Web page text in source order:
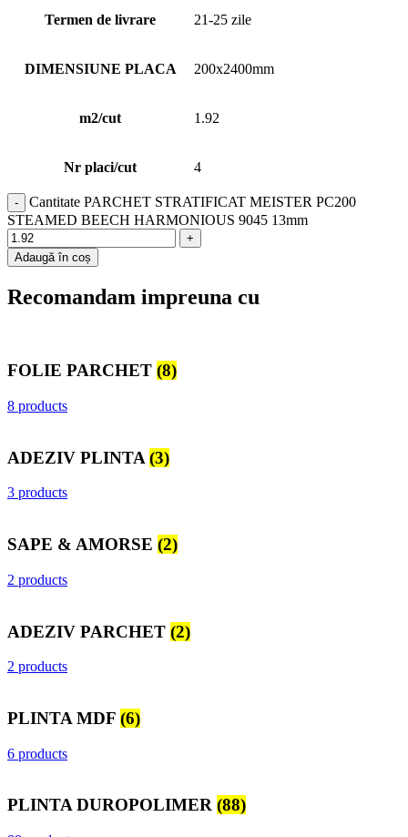
Termen de livrare 21-25 zile
DIMENSIUNE PLACA 200x2400mm
m2/cut 1.92
Nr placi/cut 4
Cantitate PARCHET STRATIFICAT MEISTER PC200
STEAMED BEECH HARMONIOUS 9045 13mm
Adaugă în coș
Recomandam impreuna cu
FOLIE PARCHET (8)
8 products
ADEZIV PLINTA (3)
3 products
SAPE & AMORSE (2)
2 products
ADEZIV PARCHET (2)
2 products
PLINTA MDF (6)
6 products
PLINTA DUROPOLIMER (88)